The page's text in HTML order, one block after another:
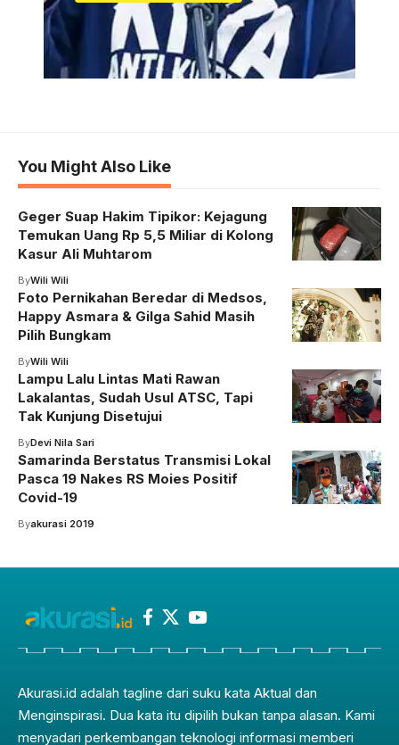
You Might Also Like
Geger Suap Hakim Tipikor: Kejagung
Temukan Uang Rp 5,5 Miliar di Kolong
Kasur Ali Muhtarom
ByWili Wili
Foto Pernikahan Beredar di Medsos,
Happy Asmara & Gilga Sahid Masih
Pilih Bungkam
ByWili Wili
Lampu Lalu Lintas Mati Rawan
Lakalantas, Sudah Usul ATSC, Tapi
Tak Kunjung Disetujui
ByDevi Nila Sari
Samarinda Berstatus Transmisi Lokal
Pasca 19 Nakes RS Moies Positif
Covid-19
Byakurasi 2019
Akurasi.id adalah tagline dari suku kata Aktual dan
Menginspirasi. Dua kata itu dipilih bukan tanpa alasan. Kami
menyadari perkembangan teknologi informasi memberi